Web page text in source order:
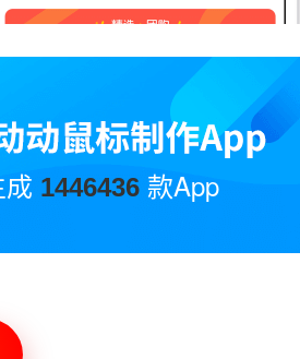
1446436 款App